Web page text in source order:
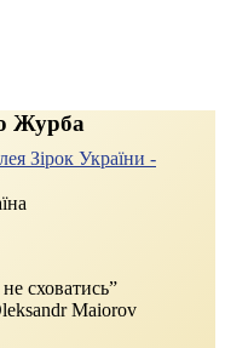
Журба
сховатись”
Maiorov